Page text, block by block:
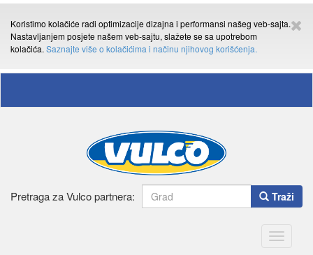
Koristimo kolačiće radi optimizacije dizajna i performansi našeg veb-sajta.
Nastavljanjem posjete našem veb-sajtu, slažete se sa upotrebom
kolačića. Saznajte više o kolačićima i načinu njihovog korišćenja.
Pretraga za Vulco partnera: Traži
Toggle